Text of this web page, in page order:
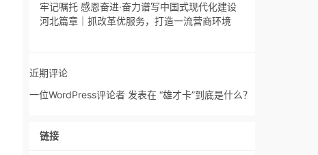
牢记嘱托 感恩奋进·奋力谱写中国式现代化建设
河北篇章｜抓改革优服务，打造一流营商环境
近期评论
一位WordPress评论者 发表在 “雄才卡”到底是什么？
链接